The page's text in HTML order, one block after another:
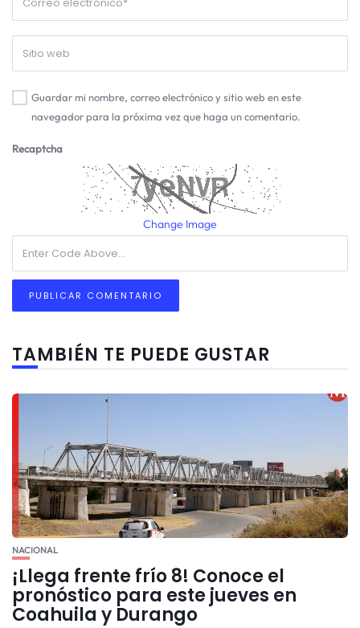
Guardar mi nombre, correo electrónico y sitio web en este
navegador para la próxima vez que haga un comentario.
Recaptcha
Change Image
TAMBIÉN TE PUEDE GUSTAR
NACIONAL
¡Llega frente frío 8! Conoce el
pronóstico para este jueves en
Coahuila y Durango